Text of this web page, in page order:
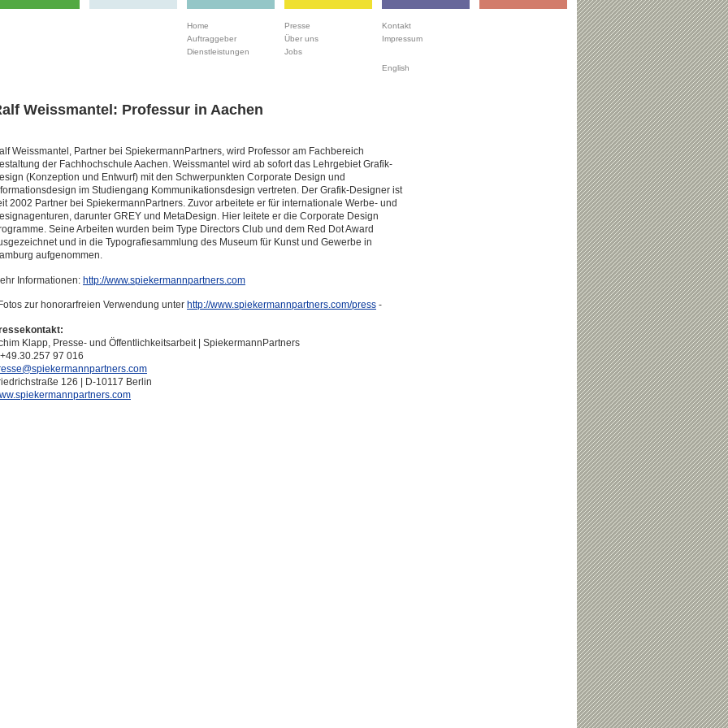
Home
Auftraggeber
Dienstleistungen
Presse
Über uns
Jobs
Kontakt
Impressum
English
Weissmantel: Professur in Aachen
Weissmantel, Partner bei SpiekermannPartners, wird Professor am Fachbereich
der Fachhochschule Aachen. Weissmantel wird ab sofort das Lehrgebiet Grafik-
(Konzeption und Entwurf) mit den Schwerpunkten Corporate Design und
im Studiengang Kommunikationsdesign vertreten. Der Grafik-Designer ist
2002 Partner bei SpiekermannPartners. Zuvor arbeitete er für internationale Werbe- und
darunter GREY und MetaDesign. Hier leitete er die Corporate Design
Seine Arbeiten wurden beim Type Directors Club und dem Red Dot Award
und in die Typografiesammlung des Museum für Kunst und Gewerbe in
aufgenommen.
Informationen: http://www.spiekermannpartners.com
zur honorarfreien Verwendung unter http://www.spiekermannpartners.com/press -
Klapp, Presse- und Öffentlichkeitsarbeit | SpiekermannPartners
97 016
126 | D-10117 Berlin